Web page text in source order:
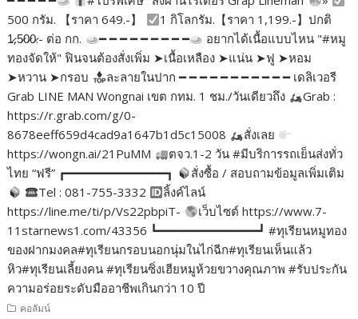
500 กรัม. 【ราคา 649.-】
1 กิโลกรัม.【ราคา 1,199.-】ปกติ
1̷,5̷0̷0̷.- ต่อ กก.
━ ━ ━ ━ ━ ━ ━ ━ ━
อยากได้เนื้อแบบไหน "#หมู
ทองจัดให้" ฟินจนต้องสั่งเพิ่ม ➤เนื้อเหลือง ➤แน่น ➤ฟู ➤หอม
➤หวาน ➤กรอบ
ละลายในปาก ━ ━ ━ ━ ━ ━ ━ ━ ━ ━ ━ เดลิเวอรี
Grab LINE MAN Wongnai เขต กทม. 1 ชม./วันเดียวถึง
Grab :
https://r.grab.com/g/0-
8678eeff659d4cad9a1647b1d5c15008
สั่งเลย
https://wongn.ai/21PuMM
ตจว.1-2 วัน #มีบริการรถเย็นส่งทั่ว
ไทย “ฟรี” ┏━━━━━━━━━━━━━━┓
สั่งซื้อ / สอบถามข้อมูลเพิ่มเติม
Tel : 081-755-3332
ลิ้งค์ไลน์
https://line.me/ti/p/Vs22pbpiT-
เว็บไซต์ https://www.7-
11starnews1.com/43356 ┗━━━━━━━━━━━━━━┛ #ทุเรียนหมูทอง
ของฝากมงคล#ทุเรียนกรอบนอกนุ่มในไก่ฉีก#ทุเรียนเห็นแล้ว
หิว#ทุเรียนเลี้ยงคน #ทุเรียนซิ่งเฮียหมูห้วยขวางคุณภาพ #รับประกัน
ความอร่อยระดับมืออาชีพเกินกว่า 10 ปี
คอลัมน์